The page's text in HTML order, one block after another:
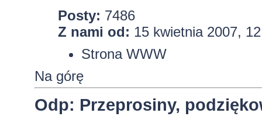
Posty: 7486
Z nami od: 15 kwietnia 2007,
Strona WWW
Na górę
Odp: Przeprosiny,